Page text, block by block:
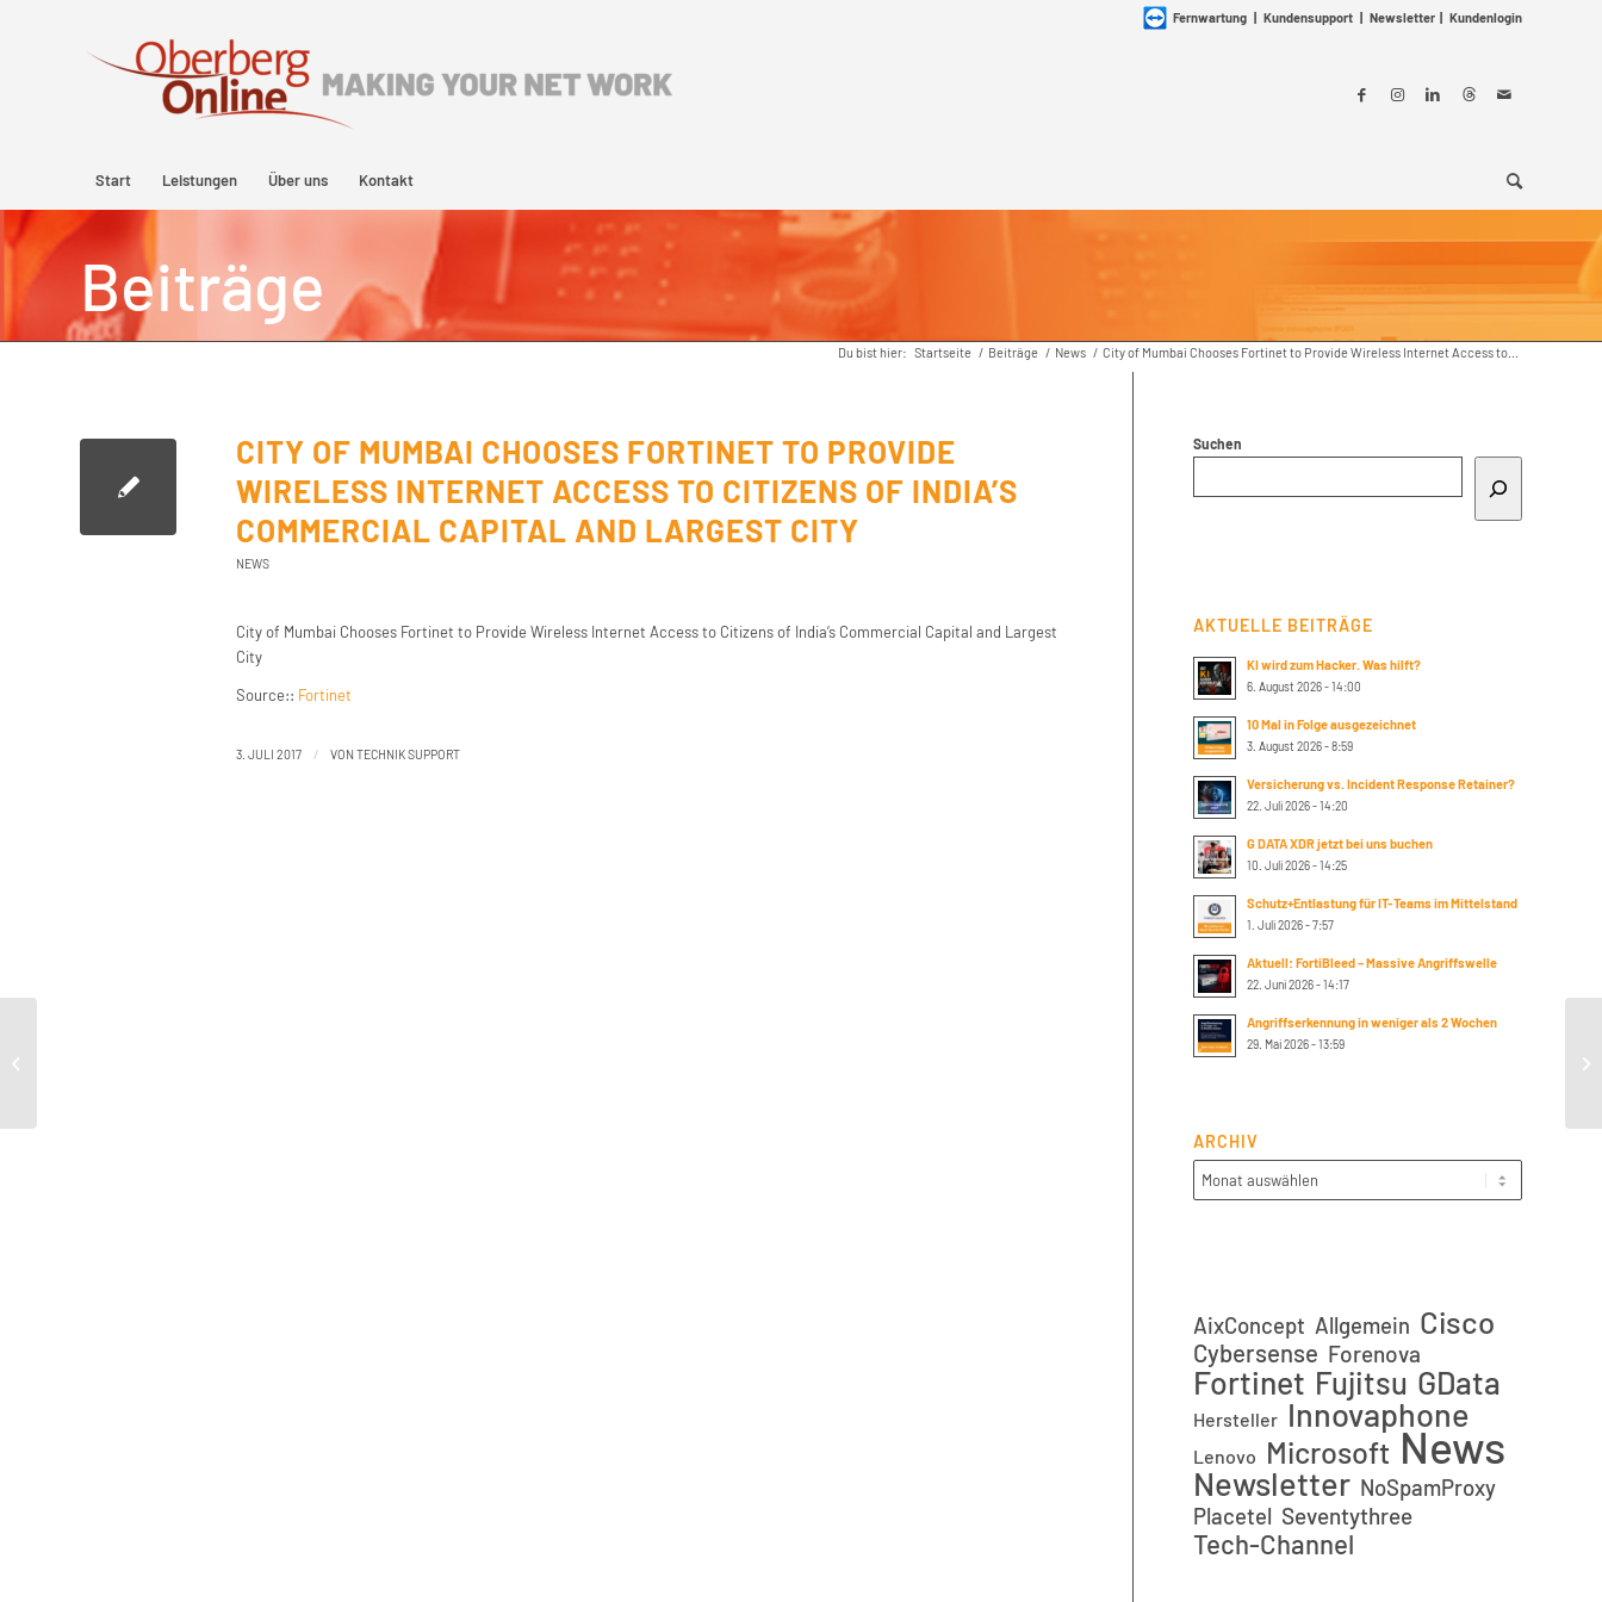
Fernwartung | Kundensupport | Newsletter | Kundenlogin
Start Leistungen Über uns Kontakt
Beiträge
Du bist hier: Startseite / Beiträge / News / City of Mumbai Chooses Fortinet to Provide Wireless Internet Access to...
CITY OF MUMBAI CHOOSES FORTINET TO PROVIDE
WIRELESS INTERNET ACCESS TO CITIZENS OF INDIA’S
COMMERCIAL CAPITAL AND LARGEST CITY
NEWS
City of Mumbai Chooses Fortinet to Provide Wireless Internet Access to Citizens of India’s Commercial Capital and Largest
City
Source:: Fortinet
3. JULI 2017 / VON TECHNIK SUPPORT
Suchen
AKTUELLE BEITRÄGE
KI wird zum Hacker. Was hilft?
6. August 2026 - 14:00
10 Mal in Folge ausgezeichnet
3. August 2026 - 8:59
Versicherung vs. Incident Response Retainer?
22. Juli 2026 - 14:20
G DATA XDR jetzt bei uns buchen
10. Juli 2026 - 14:25
Schutz+Entlastung für IT-Teams im Mittelstand
1. Juli 2026 - 7:57
Aktuell: FortiBleed – Massive Angriffswelle
22. Juni 2026 - 14:17
Angriffserkennung in weniger als 2 Wochen
29. Mai 2026 - 13:59
ARCHIV
AixConcept Allgemein Cisco
Cybersense Forenova
Fortinet Fujitsu GData
Hersteller Innovaphone
Lenovo Microsoft News
Newsletter NoSpamProxy
Placetel Seventythree
Tech-Channel